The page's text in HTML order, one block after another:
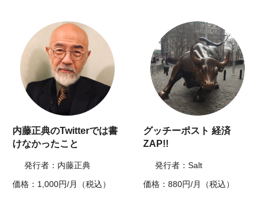
内藤正典のTwitterでは書
けなかったこと
発行者：内藤正典
価格：1,000円/月（税込）
グッチーポスト 経済
ZAP!!
発行者：Salt
価格：880円/月（税込）